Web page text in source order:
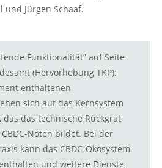
und Jürgen Schaaf.
Funktionalität” auf Seite
(Hervorhebung TKP):
enthaltenen
sich auf das Kernsystem
das das technische Rückgrat
Noten bildet. Bei der
kann das CBDC-Ökosystem
und weitere Dienste